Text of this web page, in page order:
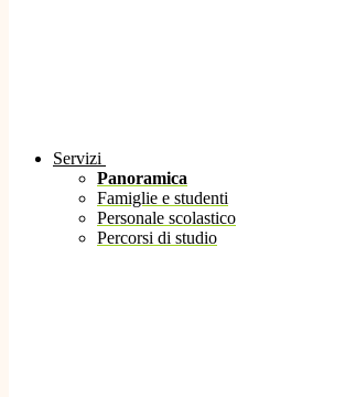
Servizi
Panoramica
Famiglie e studenti
Personale scolastico
Percorsi di studio